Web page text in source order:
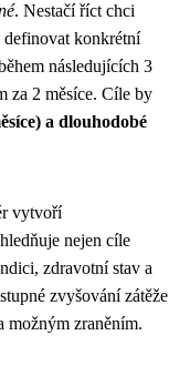
. Nestačí říct chci
definovat konkrétní
následujících 3
za 2 měsíce. Cíle by
a dlouhodobé
vytvoří
nejen cíle
zdravotní stav a
zvyšování zátěže
možným zraněním.